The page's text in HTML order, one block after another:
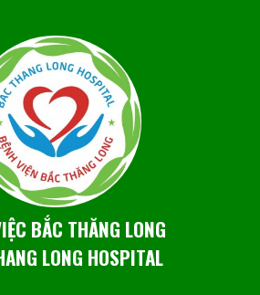
BẮC THĂNG LONG
LONG HOSPITAL